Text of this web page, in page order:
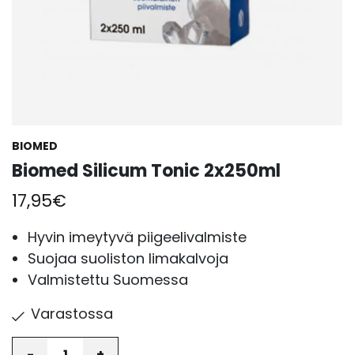
BIOMED
Biomed Silicum Tonic 2x250ml
17,95€
Hyvin imeytyvä piigeelivalmiste
Suojaa suoliston limakalvoja
Valmistettu Suomessa
Varastossa